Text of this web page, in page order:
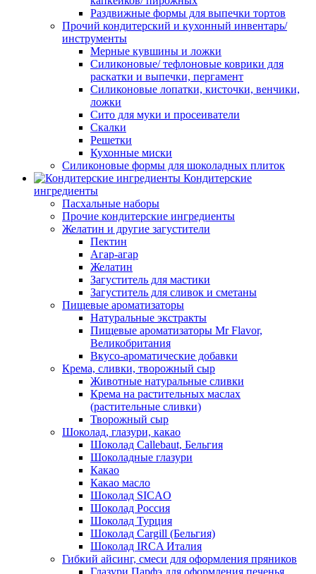
Раздвижные формы для выпечки тортов
Прочий кондитерский и кухонный инвентарь/
инструменты
Мерные кувшины и ложки
Силиконовые/ тефлоновые коврики для
раскатки и выпечки, пергамент
Силиконовые лопатки, кисточки, венчики,
ложки
Сито для муки и просеиватели
Скалки
Решетки
Кухонные миски
Силиконовые формы для шоколадных плиток
Кондитерские
ингредиенты
Пасхальные наборы
Прочие кондитерские ингредиенты
Желатин и другие загустители
Пектин
Агар-агар
Желатин
Загуститель для мастики
Загуститель для сливок и сметаны
Пищевые ароматизаторы
Натуральные экстракты
Пищевые ароматизаторы Mr Flavor,
Великобритания
Вкусо-ароматические добавки
Крема, сливки, творожный сыр
Животные натуральные сливки
Крема на растительных маслах
(растительные сливки)
Творожный сыр
Шоколад, глазури, какао
Шоколад Callebaut, Бельгия
Шоколадные глазури
Какао
Какао масло
Шоколад SICAO
Шоколад Россия
Шоколад Турция
Шоколад Cargill (Бельгия)
Шоколад IRCA Италия
Гибкий айсинг, смеси для оформления пряников
Глазури Парфэ для оформления печенья